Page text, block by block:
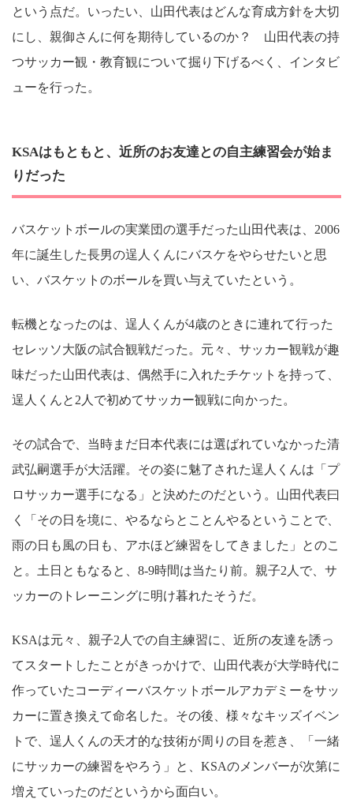
という点だ。いったい、山田代表はどんな育成方針を大切
にし、親御さんに何を期待しているのか？ 山田代表の持
つサッカー観・教育観について掘り下げるべく、インタビ
ューを行った。
KSAはもともと、近所のお友達との自主練習会が始ま
りだった
バスケットボールの実業団の選手だった山田代表は、2006
年に誕生した長男の逞人くんにバスケをやらせたいと思
い、バスケットのボールを買い与えていたという。
転機となったのは、逞人くんが4歳のときに連れて行った
セレッソ大阪の試合観戦だった。元々、サッカー観戦が趣
味だった山田代表は、偶然手に入れたチケットを持って、
逞人くんと2人で初めてサッカー観戦に向かった。
その試合で、当時まだ日本代表には選ばれていなかった清
武弘嗣選手が大活躍。その姿に魅了された逞人くんは「プ
ロサッカー選手になる」と決めたのだという。山田代表曰
く「その日を境に、やるならとことんやるということで、
雨の日も風の日も、アホほど練習をしてきました」とのこ
と。土日ともなると、8-9時間は当たり前。親子2人で、サ
ッカーのトレーニングに明け暮れたそうだ。
KSAは元々、親子2人での自主練習に、近所の友達を誘っ
てスタートしたことがきっかけで、山田代表が大学時代に
作っていたコーディーバスケットボールアカデミーをサッ
カーに置き換えて命名した。その後、様々なキッズイベン
トで、逞人くんの天才的な技術が周りの目を惹き、「一緒
にサッカーの練習をやろう」と、KSAのメンバーが次第に
増えていったのだというから面白い。